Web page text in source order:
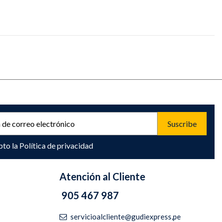
la Política de privacidad
Atención al Cliente
905 467 987
servicioalcliente@gudiexpress,pe